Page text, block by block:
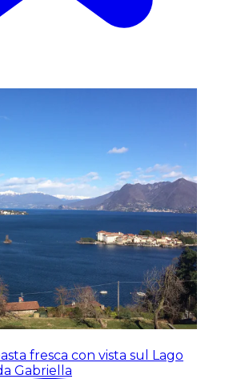
fresca con vista sul Lago
Gabriella